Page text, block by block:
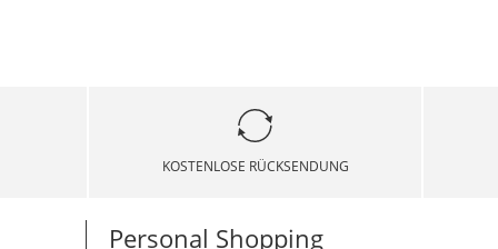
KOSTENLOSE RÜCKSENDUNG
Personal Shopping